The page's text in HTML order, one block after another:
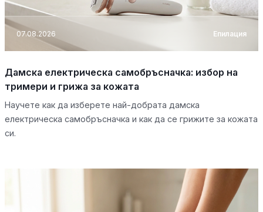
07.08.2026 Епилация
Дамска електрическа самобръсначка: избор на
тримери и грижа за кожата
Научете как да изберете най-добрата дамска
електрическа самобръсначка и как да се грижите за кожата
си.